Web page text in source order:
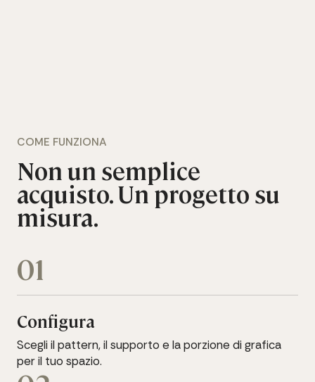
COME FUNZIONA
Non un semplice
acquisto. Un progetto su
misura.
01
Configura
Scegli il pattern, il supporto e la porzione di grafica
per il tuo spazio.